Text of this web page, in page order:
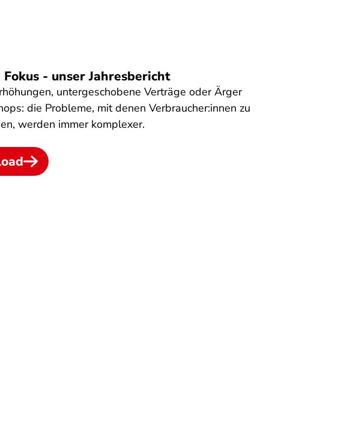
- unser Jahresbericht
untergeschobene Verträge oder Ärger
die Probleme, mit denen Verbraucher:innen zu
werden immer komplexer.